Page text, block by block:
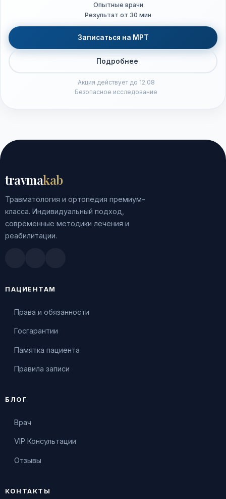
Опытные врачи
Результат от 30 мин
Записаться на МРТ
Подробнее
Акция действует до 12.08
Безопасное исследование
travmakab
Травматология и ортопедия премиум-
класса. Индивидуальный подход,
современные методики лечения и
реабилитации.
ПАЦИЕНТАМ
Права и обязанности
Госгарантии
Памятка пациента
Правила записи
БЛОГ
Врач
VIP Консультации
Отзывы
КОНТАКТЫ